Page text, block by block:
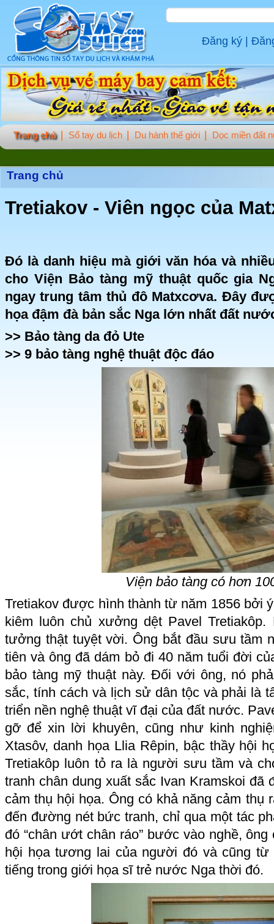
Đăng ký
Trang chủ Sổ tay du lịch Du hành thế giới Dọc miền đất
Trang chủ
Tretiakov - Viên ngọc của
Đó là danh hiệu mà giới văn hóa và
cho Viện Bảo tàng mỹ thuật quốc gia
ngay trung tâm thủ đô Matxcơva. Đây
họa đậm đà bản sắc Nga lớn nhất đất
>> Bảo tàng da đỏ Ute
>> 9 bảo tàng nghệ thuật độc đáo
Viện bảo tàng có hơn
Tretiakov được hình thành từ năm 1856 bởi
kiêm luôn chủ xưởng dệt Pavel
tưởng thật tuyệt vời. Ông bắt đầu sưu tầm
tiên và ông đã dám bỏ đi 40 năm tuổi đời
bảo tàng mỹ thuật này. Đối với ông, nó
sắc, tính cách và lịch sử dân tộc và phải là
triển nền nghệ thuật vĩ đại của đất nước.
gỡ để xin lời khuyên, cũng như kinh
Xtasôv, danh họa Llia Rêpin, bậc thầy hội
Tretiakôp luôn tỏ ra là người sưu tầm và
tranh chân dung xuất sắc Ivan Kramskoi đã
cảm thụ hội họa. Ông có khả năng cảm thụ
đến đường nét bức tranh, chỉ qua một tác
đó “chân ướt chân ráo” bước vào nghề,
hội họa tương lai của người đó và cũng từ
tiếng trong giới họa sĩ trẻ nước Nga thời đó.